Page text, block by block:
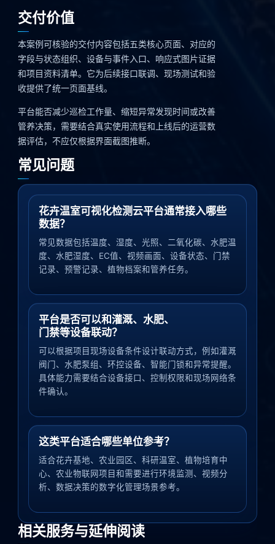
交付价值
本案例可核验的交付内容包括五类核心页面、对应的
字段与状态组织、设备与事件入口、响应式图片证据
和项目资料清单。它为后续接口联调、现场测试和验
收提供了统一页面基线。
平台能否减少巡检工作量、缩短异常发现时间或改善
管养决策，需要结合真实使用流程和上线后的运营数
据评估，不应仅根据界面截图推断。
常见问题
花卉温室可视化检测云平台通常接入哪些
数据？
常见数据包括温度、湿度、光照、二氧化碳、水肥温
度、水肥湿度、EC值、视频画面、设备状态、门禁
记录、预警记录、植物档案和管养任务。
平台是否可以和灌溉、水肥、
门禁等设备联动？
可以根据项目现场设备条件设计联动方式，例如灌溉
阀门、水肥泵组、环控设备、智能门锁和异常提醒。
具体能力需要结合设备接口、控制权限和现场网络条
件确认。
这类平台适合哪些单位参考？
适合花卉基地、农业园区、科研温室、植物培育中
心、农业物联网项目和需要进行环境监测、视频分
析、数据决策的数字化管理场景参考。
相关服务与延伸阅读